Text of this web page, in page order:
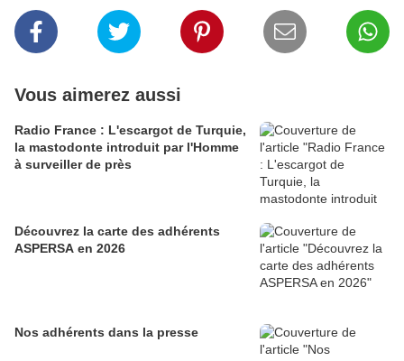
Vous aimerez aussi
Radio France : L'escargot de Turquie,
la mastodonte introduit par l'Homme
à surveiller de près
Découvrez la carte des adhérents
ASPERSA en 2026
Nos adhérents dans la presse